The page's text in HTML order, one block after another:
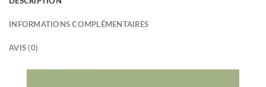
INFORMATIONS COMPLÉMENTAIRES
AVIS (0)